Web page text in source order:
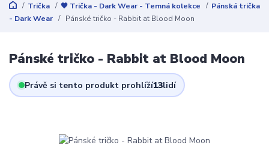
Trička 🖤 Trička - Dark Wear - Temná kolekce
Pánská trička
- Dark Wear
Pánské tričko - Rabbit at Blood Moon
Pánské tričko - Rabbit at Blood Moon
Právě si tento produkt prohlíží13lidí